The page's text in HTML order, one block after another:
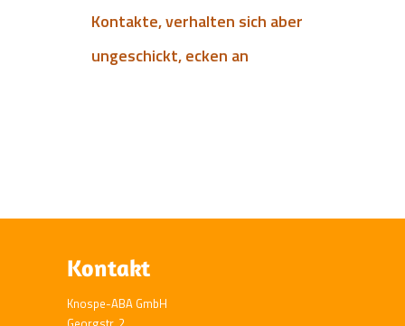
Kontakte, verhalten sich aber
ungeschickt, ecken an
Kontakt
Knospe-ABA GmbH